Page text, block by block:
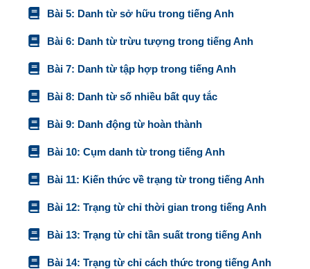
Bài 5: Danh từ sở hữu trong tiếng Anh
Bài 6: Danh từ trừu tượng trong tiếng Anh
Bài 7: Danh từ tập hợp trong tiếng Anh
Bài 8: Danh từ số nhiều bất quy tắc
Bài 9: Danh động từ hoàn thành
Bài 10: Cụm danh từ trong tiếng Anh
Bài 11: Kiến thức về trạng từ trong tiếng Anh
Bài 12: Trạng từ chỉ thời gian trong tiếng Anh
Bài 13: Trạng từ chỉ tần suất trong tiếng Anh
Bài 14: Trạng từ chỉ cách thức trong tiếng Anh